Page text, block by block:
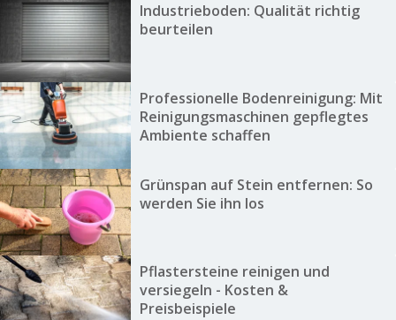
Industrieboden: Qualität richtig
beurteilen
Professionelle Bodenreinigung: Mit
Reinigungsmaschinen gepflegtes
Ambiente schaffen
Grünspan auf Stein entfernen: So
werden Sie ihn los
Pflastersteine reinigen und
versiegeln - Kosten &
Preisbeispiele